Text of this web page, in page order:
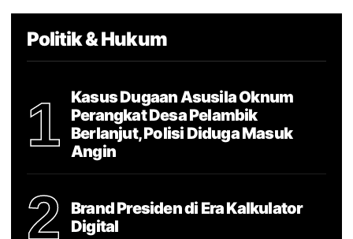
Politik & Hukum
1
Kasus Dugaan Asusila Oknum
Perangkat Desa Pelambik
Berlanjut, Polisi Diduga Masuk
Angin
2
Brand Presiden di Era Kalkulator
Digital